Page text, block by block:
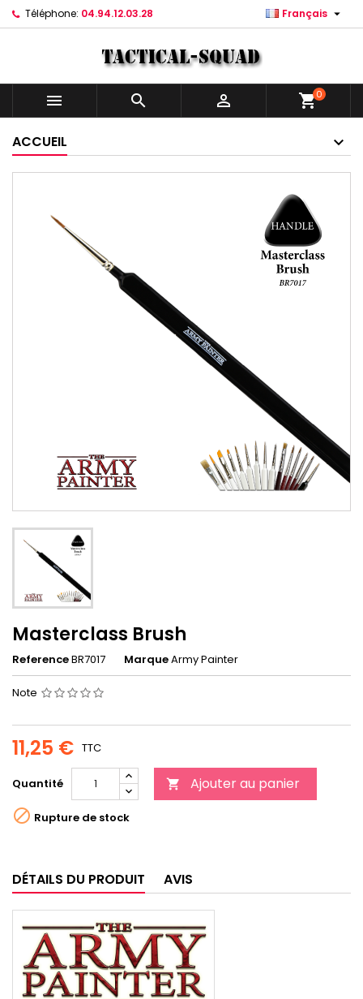
Téléphone: 04.94.12.03.28 Français 
   shopping_cart0
ACCUEIL
Masterclass Brush
ReferenceBR7017 MarqueArmy Painter
Note
11,25 € TTC
Quantité  Ajouter au panier
 Rupture de stock
DÉTAILS DU PRODUIT AVIS